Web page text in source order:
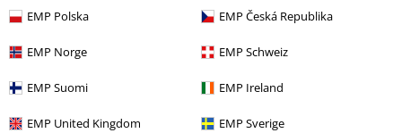
EMP Polska EMP Česká Republika
EMP Norge EMP Schweiz
EMP Suomi EMP Ireland
EMP United Kingdom EMP Sverige
Da 75,99 €
Motionless In White
Da32,29 €